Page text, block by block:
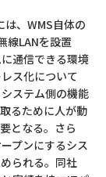
は、WMS自体の
線LANを設置
通信できる環境
ス化について
ステム側の機能
るために人が動
となる。さら
プンにするシス
られる。同社